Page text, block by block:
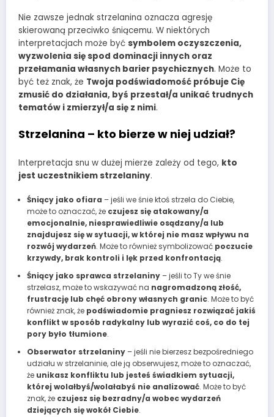
Nie zawsze jednak strzelanina oznacza agresję
skierowaną przeciwko śniącemu. W niektórych
interpretacjach może być symbolem oczyszczenia,
wyzwolenia się spod dominacji innych oraz
przełamania własnych barier psychicznych. Może to
być też znak, że Twoja podświadomość próbuje Cię
zmusić do działania, byś przestał/a unikać trudnych
tematów i zmierzył/a się z nimi.
Strzelanina – kto bierze w niej udział?
Interpretacja snu w dużej mierze zależy od tego, kto
jest uczestnikiem strzelaniny.
Śniący jako ofiara – jeśli we śnie ktoś strzela do Ciebie,
może to oznaczać, że czujesz się atakowany/a
emocjonalnie, niesprawiedliwie osądzany/a lub
znajdujesz się w sytuacji, w której nie masz wpływu na
rozwój wydarzeń. Może to również symbolizować poczucie
krzywdy, brak kontroli i lęk przed konfrontacją.
Śniący jako sprawca strzelaniny– jeśli to Ty we śnie
strzelasz, może to wskazywać na nagromadzoną złość,
frustrację lub chęć obrony własnych granic. Może to być
również znak, że podświadomie pragniesz rozwiązać jakiś
konflikt w sposób radykalny lub wyrazić coś, co do tej
pory było tłumione.
Obserwator strzelaniny– jeśli nie bierzesz bezpośredniego
udziału w strzelaninie, ale ją obserwujesz, może to oznaczać,
że unikasz konfliktu lub jesteś świadkiem sytuacji,
której wolałbyś/wolałabyś nie analizować. Może to być
znak, że czujesz się bezradny/a wobec wydarzeń
dziejących się wokół Ciebie.